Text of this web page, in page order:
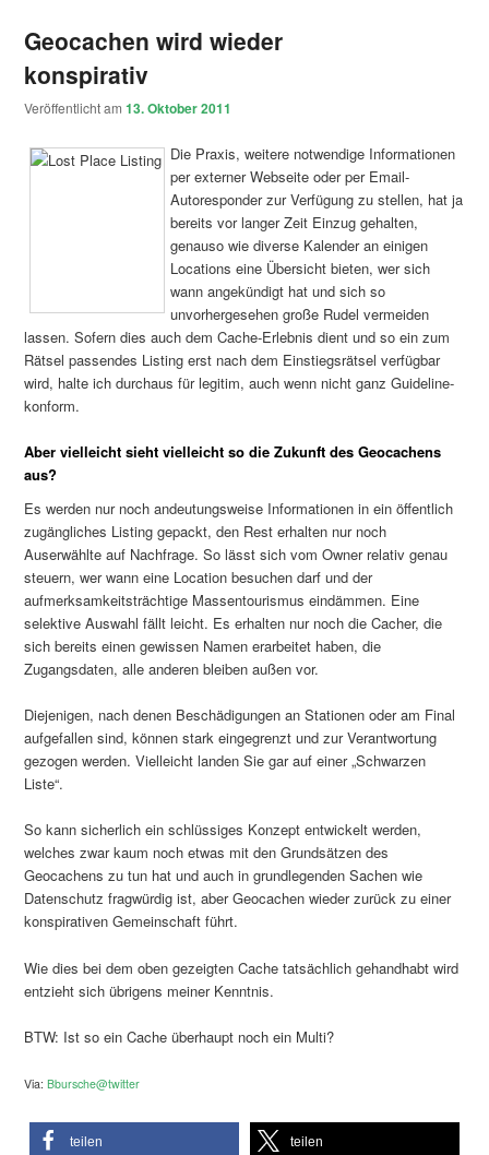
Geocachen wird wieder
konspirativ
Veröffentlicht am13. Oktober 2011
Die Praxis, weitere notwendige Informationen
per externer Webseite oder per Email-
Autoresponder zur Verfügung zu stellen, hat ja
bereits vor langer Zeit Einzug gehalten,
genauso wie diverse Kalender an einigen
Locations eine Übersicht bieten, wer sich
wann angekündigt hat und sich so
unvorhergesehen große Rudel vermeiden
lassen. Sofern dies auch dem Cache-Erlebnis dient und so ein zum
Rätsel passendes Listing erst nach dem Einstiegsrätsel verfügbar
wird, halte ich durchaus für legitim, auch wenn nicht ganz Guideline-
konform.
Aber vielleicht sieht vielleicht so die Zukunft des Geocachens
aus?
Es werden nur noch andeutungsweise Informationen in ein öffentlich
zugängliches Listing gepackt, den Rest erhalten nur noch
Auserwählte auf Nachfrage. So lässt sich vom Owner relativ genau
steuern, wer wann eine Location besuchen darf und der
aufmerksamkeitsträchtige Massentourismus eindämmen. Eine
selektive Auswahl fällt leicht. Es erhalten nur noch die Cacher, die
sich bereits einen gewissen Namen erarbeitet haben, die
Zugangsdaten, alle anderen bleiben außen vor.
Diejenigen, nach denen Beschädigungen an Stationen oder am Final
aufgefallen sind, können stark eingegrenzt und zur Verantwortung
gezogen werden. Vielleicht landen Sie gar auf einer „Schwarzen
Liste“.
So kann sicherlich ein schlüssiges Konzept entwickelt werden,
welches zwar kaum noch etwas mit den Grundsätzen des
Geocachens zu tun hat und auch in grundlegenden Sachen wie
Datenschutz fragwürdig ist, aber Geocachen wieder zurück zu einer
konspirativen Gemeinschaft führt.
Wie dies bei dem oben gezeigten Cache tatsächlich gehandhabt wird
entzieht sich übrigens meiner Kenntnis.
BTW: Ist so ein Cache überhaupt noch ein Multi?
Via:Bbursche@twitter
teilen teilen